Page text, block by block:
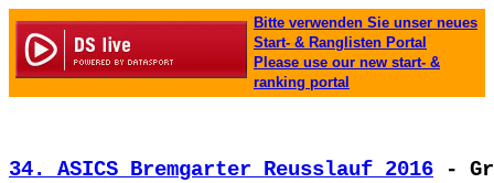
Bitte verwenden Sie unser neues
Start- & Ranglisten Portal
Please use our new start- &
ranking portal
34. ASICS Bremgarter Reusslauf 2016 -